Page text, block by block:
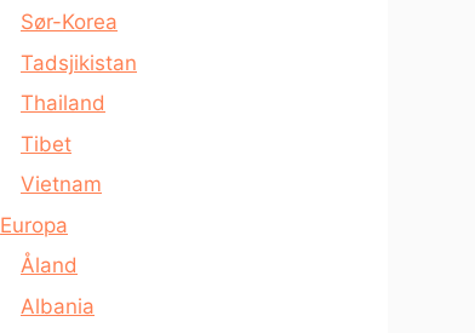
Sør-Korea
Tadsjikistan
Thailand
Tibet
Vietnam
Europa
Åland
Albania